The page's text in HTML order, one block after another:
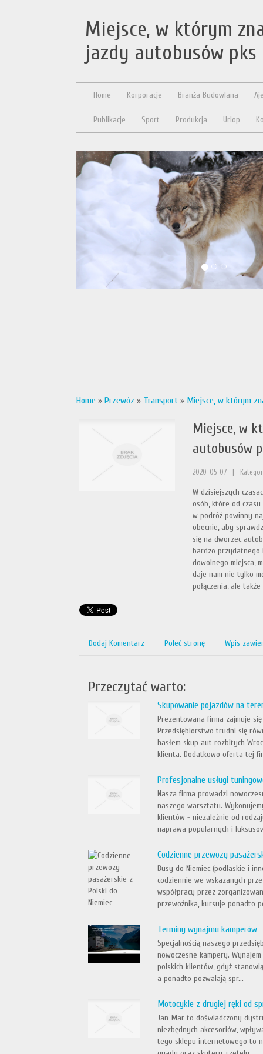
Miejsce, w którym
jazdy autobusów pks
Home Korporacje Branża Budowlana
Publikacje Sport Produkcja Urlop
Home » Przewóz » Transport » Miejsce, w którym
Miejsce, w
autobusów
2020-05-07
W dzisiejszych
osób, które od
w podróż powinny
obecnie, aby
się na dworzec
bardzo
dowolnego miejsca,
daje nam nie tylko
połączenia, ale
Dodaj Komentarz Poleć stronę Wpis
Przeczytać warto:
Skupowanie pojazdów na
Prezentowana firma zajmuje
Przedsiębiorstwo trudni się
hasłem skup aut rozbitych
klienta. Dodatkowo oferta tej
Profesjonalne usługi
Nasza firma prowadzi
naszego warsztatu.
klientów - niezależnie od
naprawa popularnych i
Codzienne przewozy
Busy do Niemiec (podlaskie i
codziennie we wskazanych
współpracy przez
przewoźnika, kursuje ponadto
Terminy wynajmu kamperów
Specjalnością naszego
nowoczesne kampery.
polskich klientów, gdyż
a ponadto pozwalają spr...
Motocykle z drugiej ręki od
Jan-Mar to doświadczony
niezbędnych akcesoriów,
tego sklepu internetowego to